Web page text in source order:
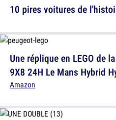
10 pires voitures de
Une réplique en LEGO de
9X8 24H Le Mans Hybrid
Amazon